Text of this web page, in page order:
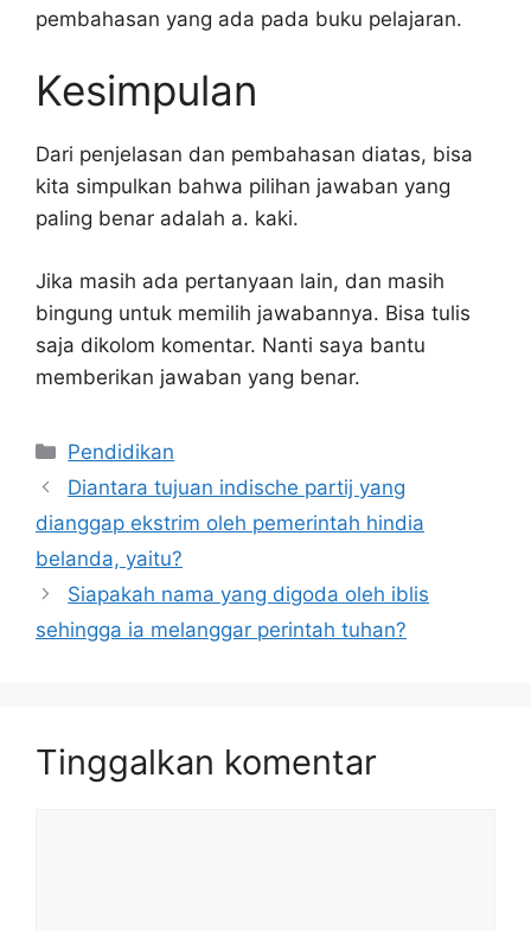
pembahasan yang ada pada buku pelajaran.
Kesimpulan
Dari penjelasan dan pembahasan diatas, bisa
kita simpulkan bahwa pilihan jawaban yang
paling benar adalah a. kaki.
Jika masih ada pertanyaan lain, dan masih
bingung untuk memilih jawabannya. Bisa tulis
saja dikolom komentar. Nanti saya bantu
memberikan jawaban yang benar.
Kategori
Pendidikan
Diantara tujuan indische partij yang
dianggap ekstrim oleh pemerintah hindia
belanda, yaitu?
Siapakah nama yang digoda oleh iblis
sehingga ia melanggar perintah tuhan?
Tinggalkan komentar